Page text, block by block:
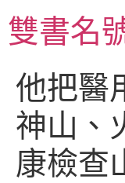
至
主雙書名
他把醫
神山、
康檢查